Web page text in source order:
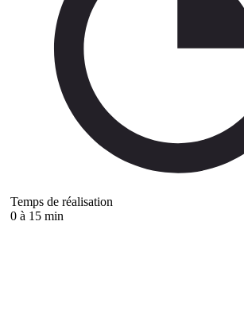
Temps de réalisation
0 à 15 min